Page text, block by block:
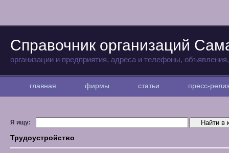
Справочник организаций
организации и предприятия, адреса и телефоны,
главная фирмы статьи пресс-
Я ищу:
Трудоустройство